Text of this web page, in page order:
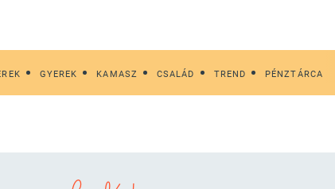
GYEREK KAMASZ CSALÁD TREND PÉNZTÁRCA